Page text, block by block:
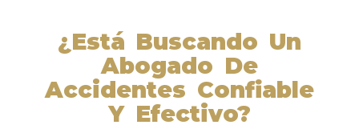
¿Está Buscando Un
Abogado De
Accidentes Confiable
Y Efectivo?